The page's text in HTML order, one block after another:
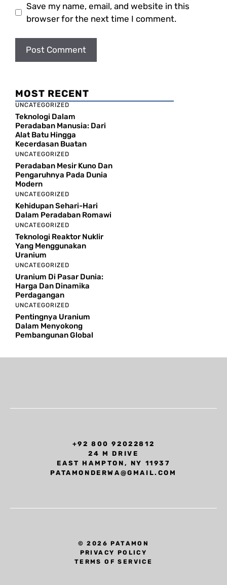
Save my name, email, and website in this
browser for the next time I comment.
MOST RECENT
UNCATEGORIZED
Teknologi Dalam
Peradaban Manusia: Dari
Alat Batu Hingga
Kecerdasan Buatan
UNCATEGORIZED
Peradaban Mesir Kuno Dan
Pengaruhnya Pada Dunia
Modern
UNCATEGORIZED
Kehidupan Sehari-Hari
Dalam Peradaban Romawi
UNCATEGORIZED
Teknologi Reaktor Nuklir
Yang Menggunakan
Uranium
UNCATEGORIZED
Uranium Di Pasar Dunia:
Harga Dan Dinamika
Perdagangan
UNCATEGORIZED
Pentingnya Uranium
Dalam Menyokong
Pembangunan Global
+92 800 92022812
24 M DRIVE
EAST HAMPTON, NY 11937
PATAMONDERWA@GMAIL.COM
© 2026 PATAMON
PRIVACY POLICY
TERMS OF SERVICE